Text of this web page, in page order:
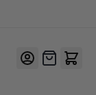
Offerte